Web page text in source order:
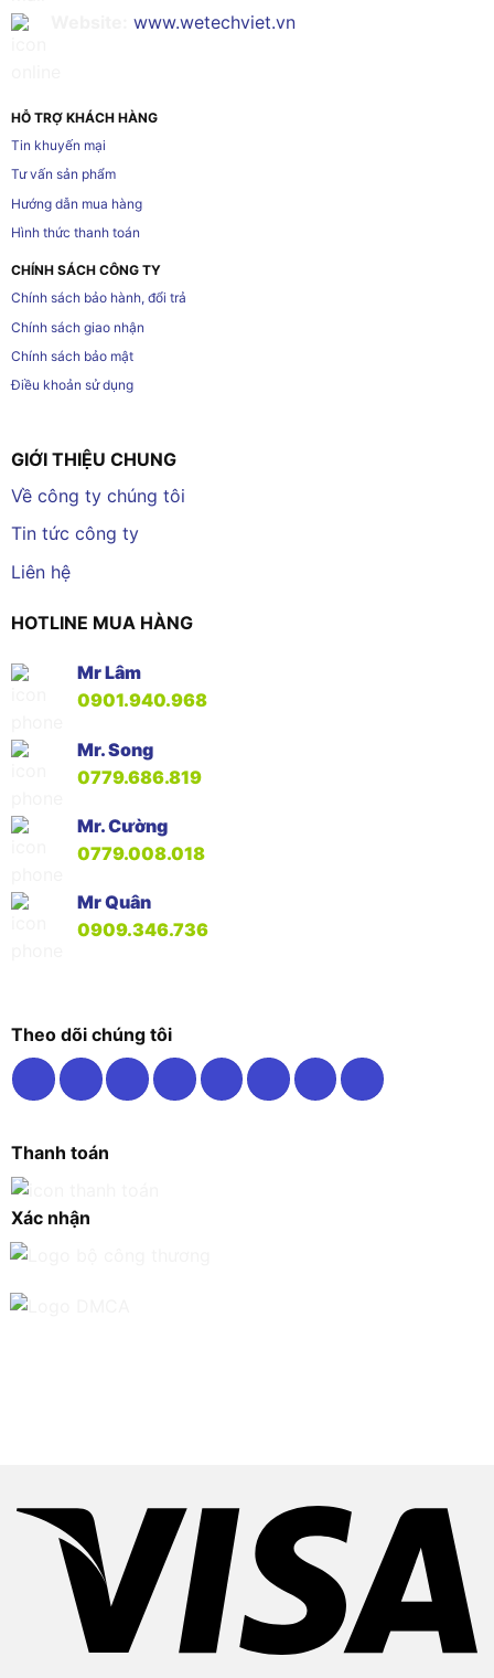
www.wetechviet.vn
HỖ TRỢ KHÁCH HÀNG
Tin khuyến mại
Tư vấn sản phẩm
Hướng dẫn mua hàng
Hình thức thanh toán
CHÍNH SÁCH CÔNG TY
Chính sách bảo hành, đổi trả
Chính sách giao nhận
Chính sách bảo mật
Điều khoản sử dụng
GIỚI THIỆU CHUNG
Về công ty chúng tôi
Tin tức công ty
Liên hệ
HOTLINE MUA HÀNG
Mr Lâm
0901.940.968
Mr. Song
0779.686.819
Mr. Cường
0779.008.018
Mr Quân
0909.346.736
Theo dõi chúng tôi
Thanh toán
Xác nhận